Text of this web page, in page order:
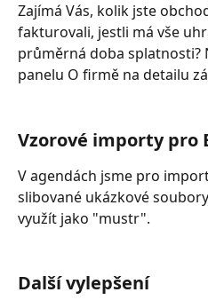
Zajímá Vás, kolik jste
fakturovali, jestli má vše
průměrná doba splatnosti?
panelu O firmě na detailu
Vzorové importy pro
V agendách jsme pro
slibované ukázkové
využít jako "mustr".
Další vylepšení